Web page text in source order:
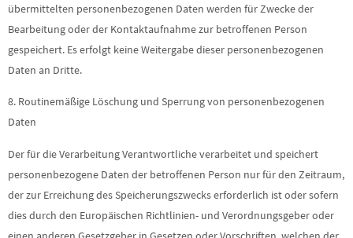
übermittelten personenbezogenen Daten werden für Zwecke der
Bearbeitung oder der Kontaktaufnahme zur betroffenen Person
gespeichert. Es erfolgt keine Weitergabe dieser personenbezogenen
Daten an Dritte.
8. Routinemäßige Löschung und Sperrung von personenbezogenen
Daten
Der für die Verarbeitung Verantwortliche verarbeitet und speichert
personenbezogene Daten der betroffenen Person nur für den Zeitraum,
der zur Erreichung des Speicherungszwecks erforderlich ist oder sofern
dies durch den Europäischen Richtlinien- und Verordnungsgeber oder